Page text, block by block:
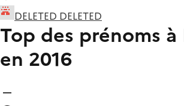
DELETED DELETED
Top des prénoms à
en 2016